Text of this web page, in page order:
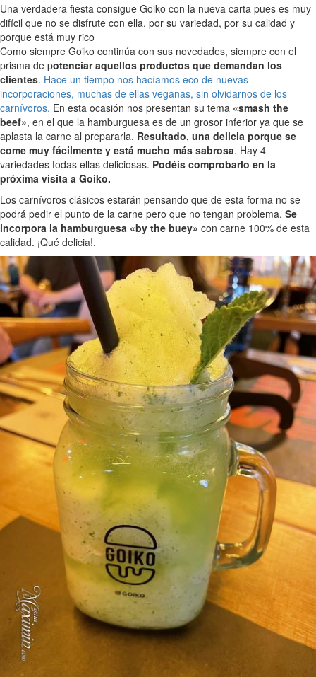
Una verdadera fiesta consigue Goiko con la nueva carta pues es muy
difícil que no se disfrute con ella, por su variedad, por su calidad y
porque está muy rico
Como siempre Goiko continúa con sus novedades, siempre con el
prisma de potenciar aquellos productos que demandan los
clientes. Hace un tiempo nos hacíamos eco de nuevas
incorporaciones, muchas de ellas veganas, sin olvidarnos de los
carnívoros. En esta ocasión nos presentan su tema «smash the
beef», en el que la hamburguesa es de un grosor inferior ya que se
aplasta la carne al prepararla. Resultado, una delicia porque se
come muy fácilmente y está mucho más sabrosa. Hay 4
variedades todas ellas deliciosas. Podéis comprobarlo en la
próxima visita a Goiko.
Los carnívoros clásicos estarán pensando que de esta forma no se
podrá pedir el punto de la carne pero que no tengan problema. Se
incorpora la hamburguesa «by the buey» con carne 100% de esta
calidad. ¡Qué delicia!.